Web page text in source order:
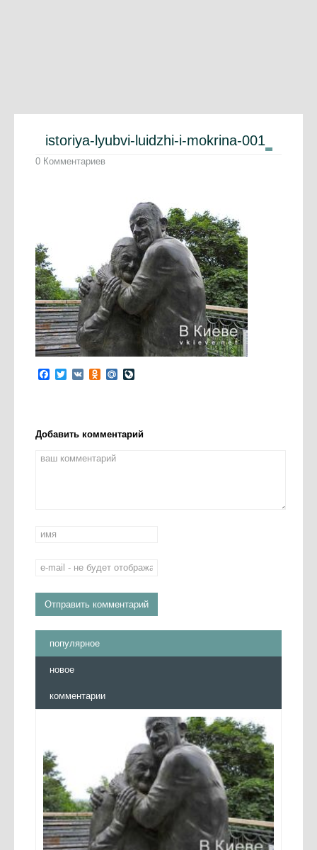
istoriya-lyubvi-luidzhi-i-mokrina-001
0 Комментариев
Facebook
Twitter
VK Odnoklassniki
Mail.Ru
Добавить комментарий
популярное
новое
комментарии